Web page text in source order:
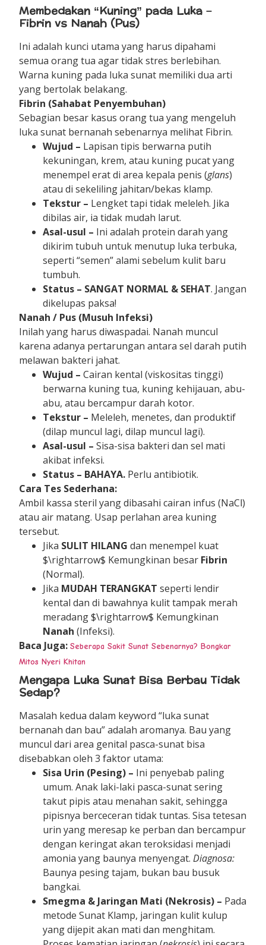
Membedakan “Kuning” pada Luka –
Fibrin vs Nanah (Pus)
Ini adalah kunci utama yang harus dipahami
semua orang tua agar tidak stres berlebihan.
Warna kuning pada luka sunat memiliki dua arti
yang bertolak belakang.
Fibrin (Sahabat Penyembuhan)
Sebagian besar kasus orang tua yang mengeluh
luka sunat bernanah sebenarnya melihat Fibrin.
Wujud – Lapisan tipis berwarna putih
kekuningan, krem, atau kuning pucat yang
menempel erat di area kepala penis (glans)
atau di sekeliling jahitan/bekas klamp.
Tekstur – Lengket tapi tidak meleleh. Jika
dibilas air, ia tidak mudah larut.
Asal-usul – Ini adalah protein darah yang
dikirim tubuh untuk menutup luka terbuka,
seperti “semen” alami sebelum kulit baru
tumbuh.
Status – SANGAT NORMAL & SEHAT. Jangan
dikelupas paksa!
Nanah / Pus (Musuh Infeksi)
Inilah yang harus diwaspadai. Nanah muncul
karena adanya pertarungan antara sel darah putih
melawan bakteri jahat.
Wujud – Cairan kental (viskositas tinggi)
berwarna kuning tua, kuning kehijauan, abu-
abu, atau bercampur darah kotor.
Tekstur – Meleleh, menetes, dan produktif
(dilap muncul lagi, dilap muncul lagi).
Asal-usul – Sisa-sisa bakteri dan sel mati
akibat infeksi.
Status – BAHAYA. Perlu antibiotik.
Cara Tes Sederhana:
Ambil kassa steril yang dibasahi cairan infus (NaCl)
atau air matang. Usap perlahan area kuning
tersebut.
Jika SULIT HILANG dan menempel kuat
$\rightarrow$ Kemungkinan besar Fibrin
(Normal).
Jika MUDAH TERANGKAT seperti lendir
kental dan di bawahnya kulit tampak merah
meradang$\rightarrow$ Kemungkinan
Nanah (Infeksi).
Baca Juga:Seberapa Sakit Sunat Sebenarnya? Bongkar
Mitos Nyeri Khitan
Mengapa Luka Sunat Bisa Berbau Tidak
Sedap?
Masalah kedua dalam keyword “luka sunat
bernanah dan bau” adalah aromanya. Bau yang
muncul dari area genital pasca-sunat bisa
disebabkan oleh 3 faktor utama:
Sisa Urin (Pesing) – Ini penyebab paling
umum. Anak laki-laki pasca-sunat sering
takut pipis atau menahan sakit, sehingga
pipisnya berceceran tidak tuntas. Sisa tetesan
urin yang meresap ke perban dan bercampur
dengan keringat akan teroksidasi menjadi
amonia yang baunya menyengat.Diagnosa:
Baunya pesing tajam, bukan bau busuk
bangkai.
Smegma & Jaringan Mati (Nekrosis) – Pada
metode Sunat Klamp, jaringan kulit kulup
yang dijepit akan mati dan menghitam.